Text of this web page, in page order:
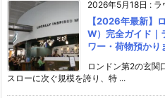
2026年5月18日 : ラ
【2026年最新】
W）完全ガイド｜
ワー・荷物預かり
ロンドン第2の玄関
スローに次ぐ規模を誇り、特 ...